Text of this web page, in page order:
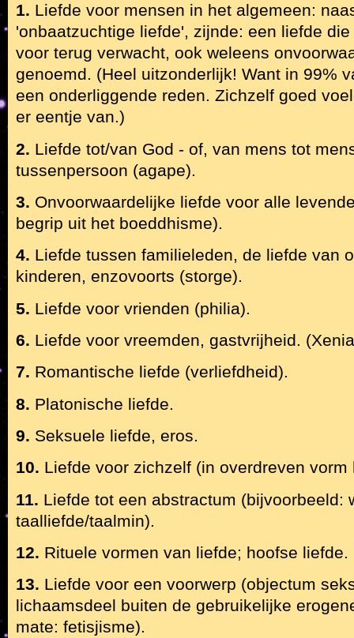
1. Liefde voor mensen in het algemeen:
'onbaatzuchtige liefde', zijnde: een liefde
voor terug verwacht, ook weleens
genoemd. (Heel uitzonderlijk! Want in 99%
een onderliggende reden. Zichzelf goed
er eentje van.)
2. Liefde tot/van God - of, van mens tot
tussenpersoon (agape).
3. Onvoorwaardelijke liefde voor alle
begrip uit het boeddhisme).
4. Liefde tussen familieleden, de liefde van
kinderen, enzovoorts (storge).
5. Liefde voor vrienden (philia).
6. Liefde voor vreemden, gastvrijheid.
7. Romantische liefde (verliefdheid).
8. Platonische liefde.
9. Seksuele liefde, eros.
10. Liefde voor zichzelf (in overdreven
11. Liefde tot een abstractum (bijvoorbeeld:
taalliefde/taalmin).
12. Rituele vormen van liefde; hoofse liefde.
13. Liefde voor een voorwerp (objectum
lichaamsdeel buiten de gebruikelijke
mate: fetisjisme).